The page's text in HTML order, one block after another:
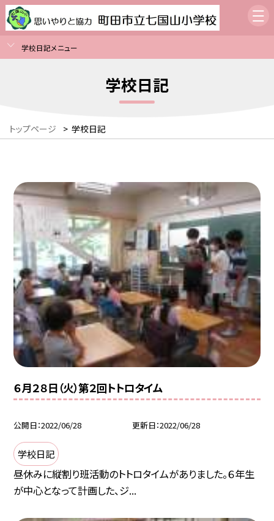
学校日記メニュー
学校日記
トップページ > 学校日記
６月２８日（火）第２回トトロタイム
公開日 2022/06/28 更新日 2022/06/28
学校日記
昼休みに縦割り班活動のトトロタイムがありました。６年生
が中心となって計画した、ジ...